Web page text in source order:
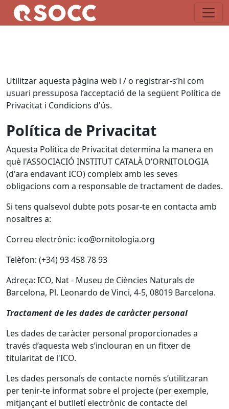
Utilitzar aquesta pàgina web i / o registrar-s’hi com
usuari pressuposa l’acceptació de la següent Política de
Privacitat i Condicions d'ús.
Política de Privacitat
Aquesta Política de Privacitat determina la manera en
què l'ASSOCIACIÓ INSTITUT CATALÀ D’ORNITOLOGIA
(d'ara endavant ICO) compleix amb les seves
obligacions com a responsable de tractament de dades.
Si tens qualsevol dubte pots posar-te en contacta amb
nosaltres a:
Correu electrònic: ico@ornitologia.org
Telèfon: (+34) 93 458 78 93
Adreça: ICO, Nat - Museu de Ciències Naturals de
Barcelona, Pl. Leonardo de Vinci, 4-5, 08019 Barcelona.
Tractament de les dades de caràcter personal
Les dades de caràcter personal proporcionades a
través d’aquesta web s’inclouran en un fitxer de
titularitat de l'ICO.
Les dades personals de contacte només s’utilitzaran
per tenir-te informat sobre el projecte (per exemple,
mitjançant el butlletí electrònic de contacte del